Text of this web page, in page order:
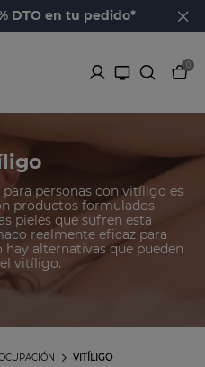
DTO en tu pedido*
0
personas con vitíligo es
productos formulados
pieles que sufren esta
realmente eficaz para
alternativas que pueden
vitíligo.
VITÍLIGO